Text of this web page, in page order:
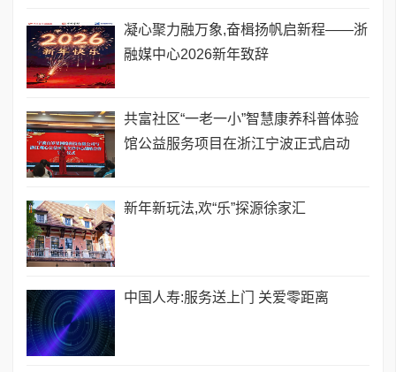
凝心聚力融万象,奋楫扬帆启新程——浙
融媒中心2026新年致辞
共富社区“一老一小”智慧康养科普体验
馆公益服务项目在浙江宁波正式启动
新年新玩法,欢“乐”探源徐家汇
中国人寿:服务送上门 关爱零距离